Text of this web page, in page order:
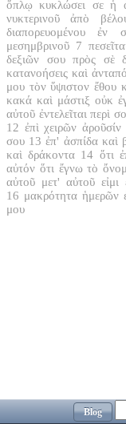
ὅπλῳ κυκλώσει σε ἡ
νυκτερινοῦ ἀπὸ
διαπορευομένου ἐν
μεσημβρινοῦ 7
δεξιῶν σου πρὸς σὲ
κατανοήσεις καὶ
μου τὸν ὕψιστον ἔθου
κακά καὶ μάστιξ οὐκ
αὐτοῦ ἐντελεῖται περὶ
12 ἐπὶ χειρῶν
σου 13 ἐπ' ἀσπίδα καὶ
καὶ δράκοντα 14 ὅτι
αὐτόν ὅτι ἔγνω τὸ
αὐτοῦ μετ' αὐτοῦ
16 μακρότητα ἡμερῶν
μου
Blog